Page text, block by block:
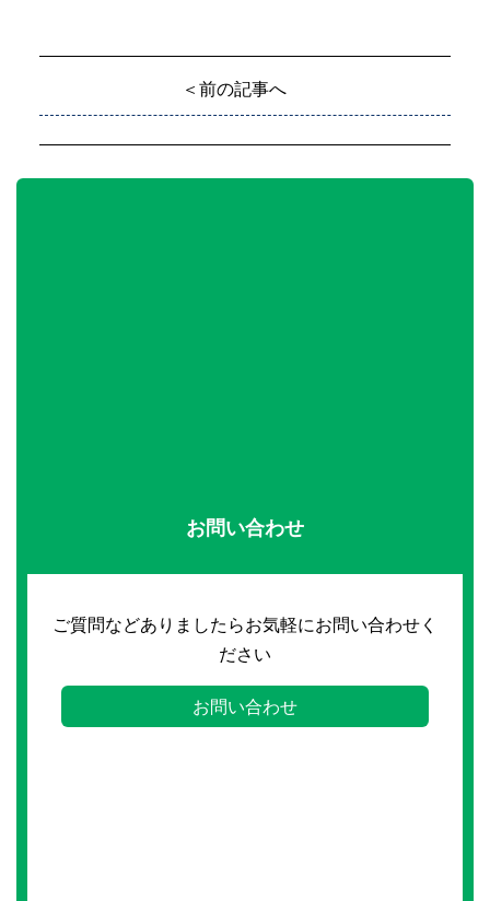
＜前の記事へ
お問い合わせ
ご質問などありましたらお気軽にお問い合わせく
ださい
お問い合わせ